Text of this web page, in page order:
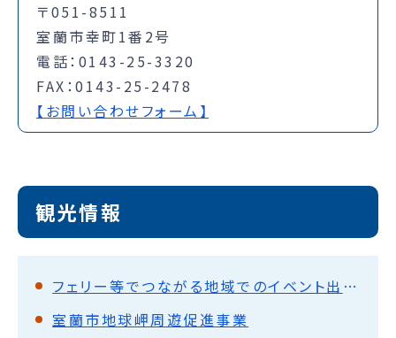
〒051-8511
室蘭市幸町1番2号
電話：0143-25-3320
FAX：0143-25-2478
【お問い合わせフォーム】
観光情報
フェリー等でつながる地域でのイベント出展等助成
室蘭市地球岬周遊促進事業